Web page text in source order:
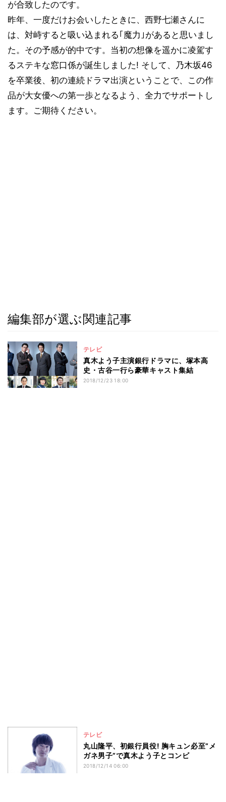
が合致したのです。
昨年、一度だけお会いしたときに、西野七瀬さんに
は、対峙すると吸い込まれる｢魔力｣があると思いまし
た。その予感が的中です。当初の想像を遥かに凌駕す
るステキな窓口係が誕生しました! そして、乃木坂46
を卒業後、初の連続ドラマ出演ということで、この作
品が大女優への第一歩となるよう、全力でサポートし
ます。ご期待ください。
編集部が選ぶ関連記事
テレビ
真木よう子主演銀行ドラマに、塚本高
史・古谷一行ら豪華キャスト集結
2018/12/23 18:00
テレビ
丸山隆平、初銀行員役! 胸キュン必至”メ
ガネ男子”で真木よう子とコンビ
2018/12/14 06:00